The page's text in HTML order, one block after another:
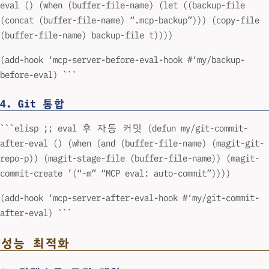
eval () (when (buffer-file-name) (let ((backup-file
(concat (buffer-file-name) “.mcp-backup”))) (copy-file
(buffer-file-name) backup-file t))))
(add-hook ‘mcp-server-before-eval-hook #‘my/backup-
before-eval) ```
4. Git 통합
```elisp ;; eval 후 자동 커밋 (defun my/git-commit-
after-eval () (when (and (buffer-file-name) (magit-git-
repo-p)) (magit-stage-file (buffer-file-name)) (magit-
commit-create ’(“-m” “MCP eval: auto-commit”))))
(add-hook ‘mcp-server-after-eval-hook #‘my/git-commit-
after-eval) ```
성능 최적화